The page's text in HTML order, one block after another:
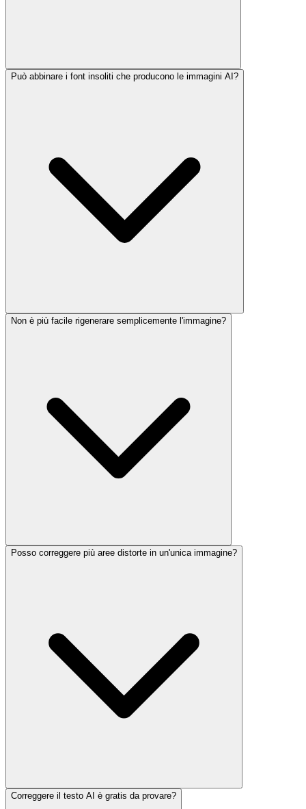
Può abbinare i font insoliti che producono le immagini AI?
Non è più facile rigenerare semplicemente l'immagine?
Posso correggere più aree distorte in un'unica immagine?
Correggere il testo AI è gratis da provare?